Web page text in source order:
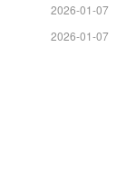
2026-01-07
2026-01-07